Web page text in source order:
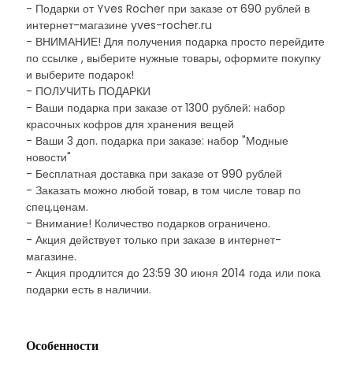
- Подарки от Yves Rocher при заказе от 690 рублей в
интернет-магазине yves-rocher.ru
- ВНИМАНИЕ! Для получения подарка просто перейдите
по ссылке , выберите нужные товары, оформите покупку
и выберите подарок!
- ПОЛУЧИТЬ ПОДАРКИ
- Ваши подарка при заказе от 1300 рублей: набор
красочных кофров для хранения вещей
- Ваши 3 доп. подарка при заказе: набор "Модные
новости"
- Бесплатная доставка при заказе от 990 рублей
- Заказать можно любой товар, в том числе товар по
спец.ценам.
- Внимание! Количество подарков ограничено.
- Акция действует только при заказе в интернет-
магазине.
- Акция продлится до 23:59 30 июня 2014 года или пока
подарки есть в наличии.
Особенности